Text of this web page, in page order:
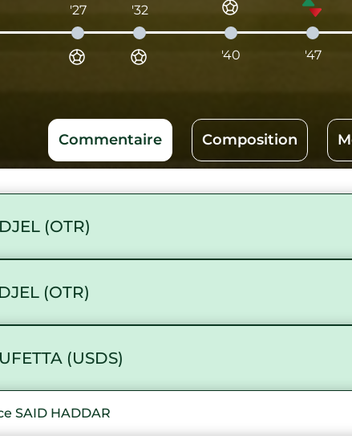
'27 '32
'40 '47
Commentaire Composition
(OTR)
(OTR)
(USDS)
SAID HADDAR